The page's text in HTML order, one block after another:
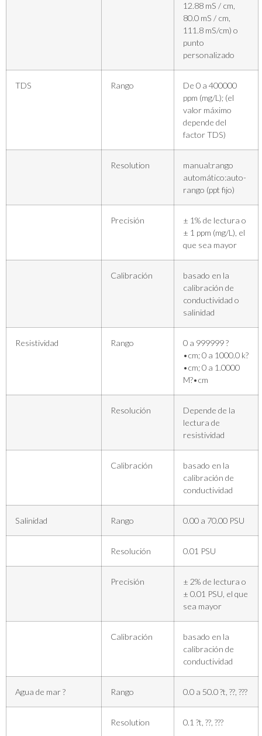
12.88 mS / cm,
80.0 mS / cm,
111.8 mS/cm) o
punto
personalizado
TDS Rango
De 0 a 400000
ppm (mg/L); (el
valor máximo
depende del
factor TDS)
Resolution
manual:rango
automático:auto-
rango (ppt fijo)
Precisión
± 1% de lectura o
± 1 ppm (mg/L), el
que sea mayor
Calibración
basado en la
calibración de
conductividad o
salinidad
Resistividad Rango
0 a 999999 ?
•cm; 0 a 1000.0 k?
•cm; 0 a 1.0000
M?•cm
Resolución
Depende de la
lectura de
resistividad
Calibración
basado en la
calibración de
conductividad
Salinidad Rango 0.00 a 70.00 PSU
Resolución 0.01 PSU
Precisión
± 2% de lectura o
± 0.01 PSU, el que
sea mayor
Calibración
basado en la
calibración de
conductividad
Agua de mar ? Rango 0.0 a 50.0 ?t, ??, ???
Resolution 0.1 ?t, ??, ???